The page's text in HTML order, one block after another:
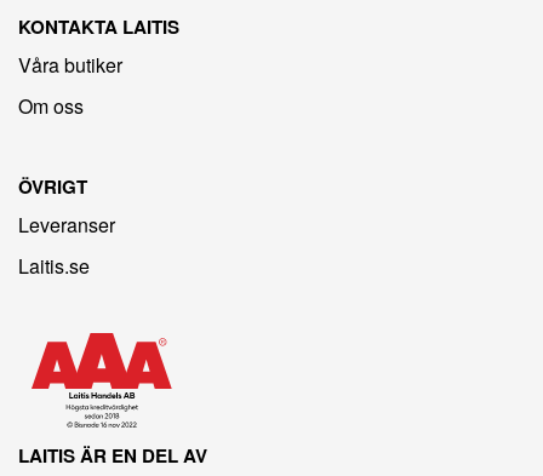
KONTAKTA LAITIS
Våra butiker
Om oss
ÖVRIGT
Leveranser
Laitis.se
LAITIS ÄR EN DEL AV